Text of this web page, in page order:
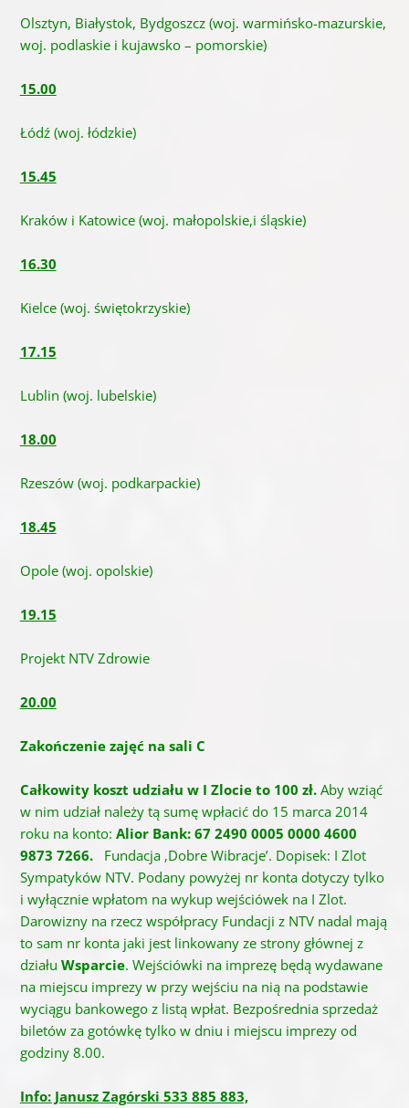
Olsztyn, Białystok, Bydgoszcz (woj. warmińsko-mazurskie,
woj. podlaskie i kujawsko – pomorskie)
15.00
Łódź (woj. łódzkie)
15.45
Kraków i Katowice (woj. małopolskie,i śląskie)
16.30
Kielce (woj. świętokrzyskie)
17.15
Lublin (woj. lubelskie)
18.00
Rzeszów (woj. podkarpackie)
18.45
Opole (woj. opolskie)
19.15
Projekt NTV Zdrowie
20.00
Zakończenie zajęć na sali C
Całkowity koszt udziału w I Zlocie to 100 zł.Aby wziąć
w nim udział należy tą sumę wpłacić do 15 marca 2014
roku na konto: Alior Bank: 67 2490 0005 0000 4600
9873 7266.
Fundacja ‚Dobre Wibracje’. Dopisek: I Zlot
Sympatyków NTV. Podany powyżej nr konta dotyczy tylko
i wyłącznie wpłatom na wykup wejściówek na I Zlot.
Darowizny na rzecz współpracy Fundacji z NTV nadal mają
to sam nr konta jaki jest linkowany ze strony głównej z
działu Wsparcie. Wejściówki na imprezę będą wydawane
na miejscu imprezy w przy wejściu na nią na podstawie
wyciągu bankowego z listą wpłat. Bezpośrednia sprzedaż
biletów za gotówkę tylko w dniu i miejscu imprezy od
godziny 8.00.
Info: Janusz Zagórski 533 885 883,